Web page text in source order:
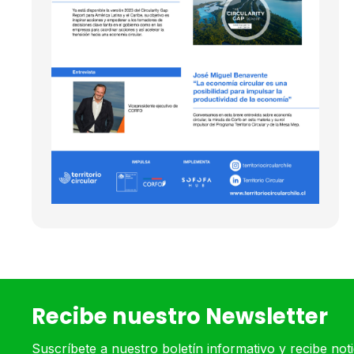
Recibe nuestro Newsletter
Suscríbete a nuestro boletín informativo y recibe